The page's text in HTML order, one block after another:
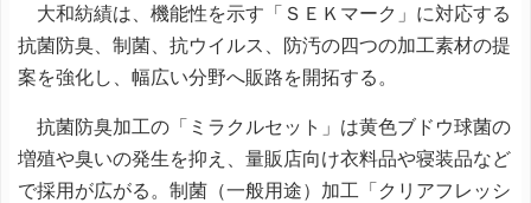
大和紡績は、機能性を示す「ＳＥＫマーク」に対応する
抗菌防臭、制菌、抗ウイルス、防汚の四つの加工素材の提
案を強化し、幅広い分野へ販路を開拓する。
抗菌防臭加工の「ミラクルセット」は黄色ブドウ球菌の
増殖や臭いの発生を抑え、量販店向け衣料品や寝装品など
で採用が広がる。制菌（一般用途）加工「クリアフレッシ